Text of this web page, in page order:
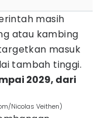
masih
atau kambing
masuk
tambah tinggi.
2029, dari
Nicolas Veithen)